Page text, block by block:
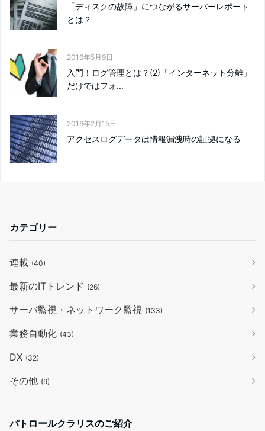
「ディスクの故障」につながるサーバーレポート
とは？
2016年5月9日
入門！ログ管理とは？(2)「インターネット分離」
だけではフォ...
2016年2月15日
アクセスログデータは情報漏洩時の証拠になる
カテゴリー
連載 (40)
最新のITトレンド (26)
サーバ監視・ネットワーク監視 (133)
業務自動化 (43)
DX (32)
その他 (9)
パトロールクラリスのご紹介